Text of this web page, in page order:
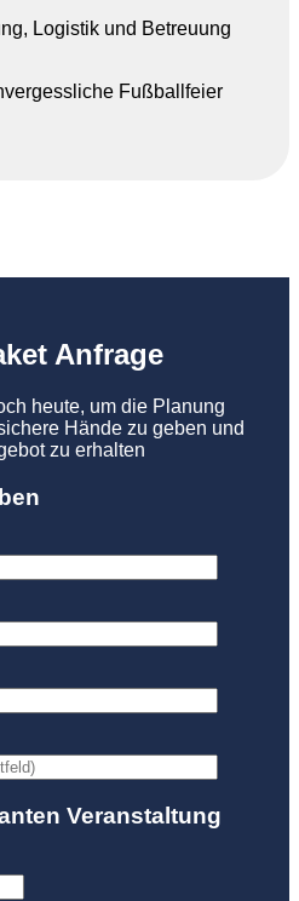
Logistik und Betreuung
Fußballfeier
Anfrage
heute, um die Planung
Hände zu geben und
zu erhalten
Veranstaltung